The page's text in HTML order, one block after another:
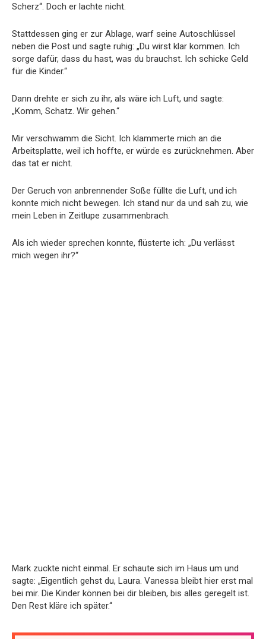
Scherz“. Doch er lachte nicht.
Stattdessen ging er zur Ablage, warf seine Autoschlüssel
neben die Post und sagte ruhig: „Du wirst klar kommen. Ich
sorge dafür, dass du hast, was du brauchst. Ich schicke Geld
für die Kinder.“
Dann drehte er sich zu ihr, als wäre ich Luft, und sagte:
„Komm, Schatz. Wir gehen.“
Mir verschwamm die Sicht. Ich klammerte mich an die
Arbeitsplatte, weil ich hoffte, er würde es zurücknehmen. Aber
das tat er nicht.
Der Geruch von anbrennender Soße füllte die Luft, und ich
konnte mich nicht bewegen. Ich stand nur da und sah zu, wie
mein Leben in Zeitlupe zusammenbrach.
Als ich wieder sprechen konnte, flüsterte ich: „Du verlässt
mich wegen ihr?“
Mark zuckte nicht einmal. Er schaute sich im Haus um und
sagte: „Eigentlich gehst du, Laura. Vanessa bleibt hier erst mal
bei mir. Die Kinder können bei dir bleiben, bis alles geregelt ist.
Den Rest kläre ich später.“